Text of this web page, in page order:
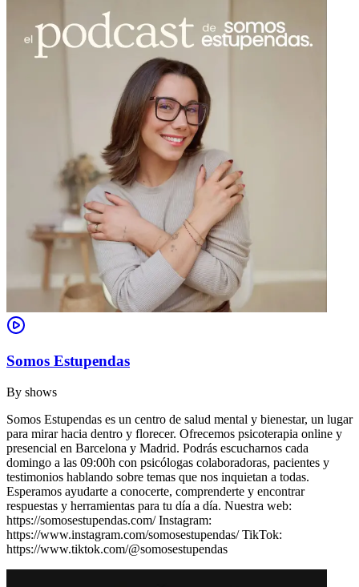
Somos Estupendas
By shows
Somos Estupendas es un centro de salud mental y bienestar, un lugar
para mirar hacia dentro y florecer. Ofrecemos psicoterapia online y
presencial en Barcelona y Madrid. Podrás escucharnos cada
domingo a las 09:00h con psicólogas colaboradoras, pacientes y
testimonios hablando sobre temas que nos inquietan a todas.
Esperamos ayudarte a conocerte, comprenderte y encontrar
respuestas y herramientas para tu día a día. Nuestra web:
https://somosestupendas.com/ Instagram:
https://www.instagram.com/somosestupendas/ TikTok:
https://www.tiktok.com/@somosestupendas